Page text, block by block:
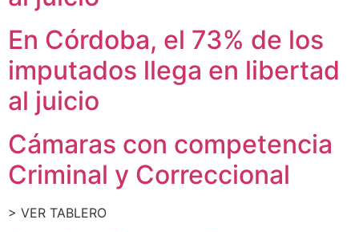
En Córdoba, el 73% de los
imputados llega en libertad
al juicio
Cámaras con competencia
Criminal y Correccional
> VER TABLERO